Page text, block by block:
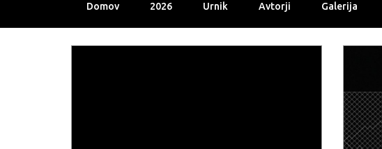
Domov 2026 Urnik Avtorji Galerija